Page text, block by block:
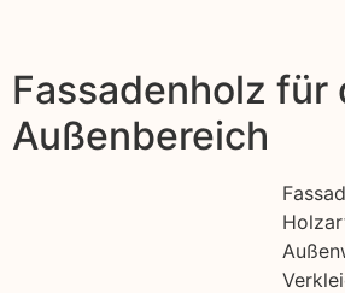
Fassadenholz für
Außenbereich